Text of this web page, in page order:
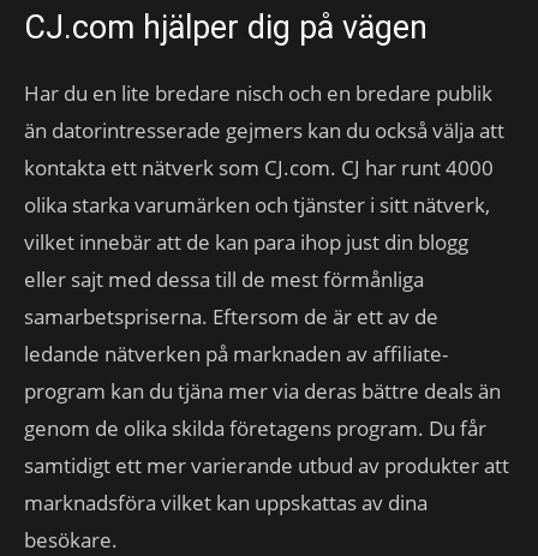
CJ.com hjälper dig på vägen
Har du en lite bredare nisch och en bredare publik
än datorintresserade gejmers kan du också välja att
kontakta ett nätverk som CJ.com. CJ har runt 4000
olika starka varumärken och tjänster i sitt nätverk,
vilket innebär att de kan para ihop just din blogg
eller sajt med dessa till de mest förmånliga
samarbetspriserna. Eftersom de är ett av de
ledande nätverken på marknaden av affiliate-
program kan du tjäna mer via deras bättre deals än
genom de olika skilda företagens program. Du får
samtidigt ett mer varierande utbud av produkter att
marknadsföra vilket kan uppskattas av dina
besökare.